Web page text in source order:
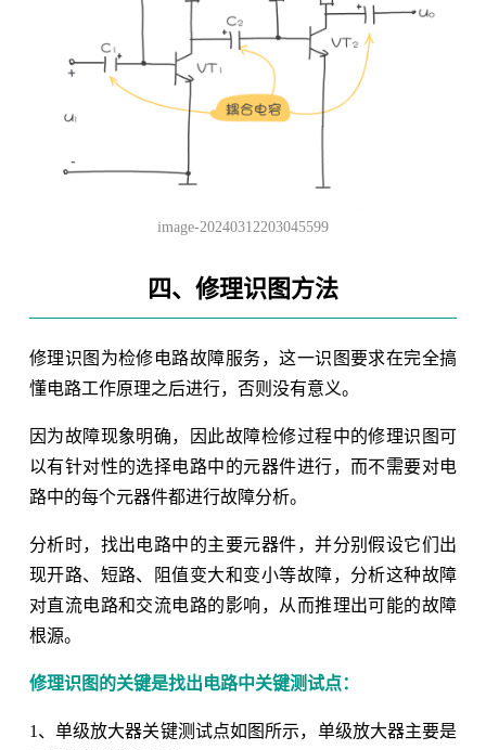
image-20240312203045599
四、修理识图方法
修理识图为检修电路故障服务，这一识图要求在完全搞
懂电路工作原理之后进行，否则没有意义。
因为故障现象明确，因此故障检修过程中的修理识图可
以有针对性的选择电路中的元器件进行，而不需要对电
路中的每个元器件都进行故障分析。
分析时，找出电路中的主要元器件，并分别假设它们出
现开路、短路、阻值变大和变小等故障，分析这种故障
对直流电路和交流电路的影响，从而推理出可能的故障
根源。
修理识图的关键是找出电路中关键测试点：
1、单级放大器关键测试点如图所示，单级放大器主要是